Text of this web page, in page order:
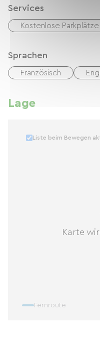
Services
Kostenlose
Sprachen
Französisch
Lage
Karte
Liste beim Bewegen
Fernroute